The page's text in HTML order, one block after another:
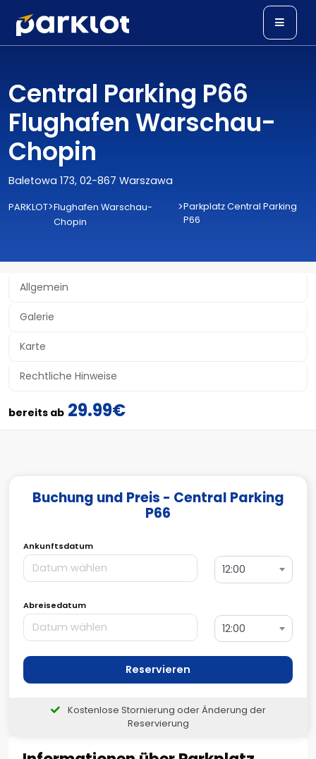
Central Parking P66
Flughafen Warschau-
Chopin
Baletowa 173, 02-867 Warszawa
PARKLOT>Flughafen Warschau-
Chopin
>Parkplatz Central Parking
P66
Allgemein
Galerie
Karte
Rechtliche Hinweise
bereits ab 29.99€
Buchung und Preis - Central Parking
P66
Ankunftsdatum
12:00
Abreisedatum
12:00
Reservieren
Kostenlose Stornierung oder Änderung der
Reservierung